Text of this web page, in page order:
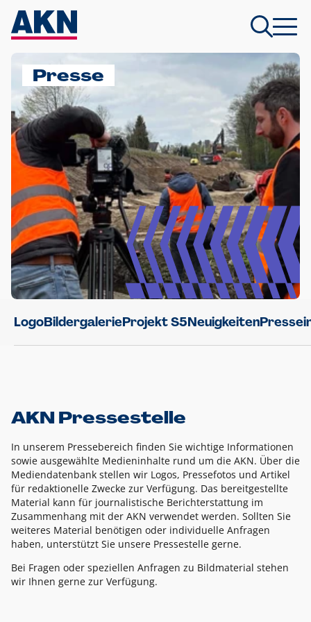
Presse
LogoBildergalerieProjekt S5Neuigkeiten
AKN Pressestelle
In unserem Pressebereich finden Sie wichtige Informationen
sowie ausgewählte Medieninhalte rund um die AKN. Über die
Mediendatenbank stellen wir Logos, Pressefotos und Artikel
für redaktionelle Zwecke zur Verfügung. Das bereitgestellte
Material kann für journalistische Berichterstattung im
Zusammenhang mit der AKN verwendet werden. Sollten Sie
weiteres Material benötigen oder individuelle Anfragen
haben, unterstützt Sie unsere Pressestelle gerne.
Bei Fragen oder speziellen Anfragen zu Bildmaterial stehen
wir Ihnen gerne zur Verfügung.